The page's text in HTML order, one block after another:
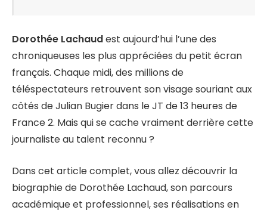
Dorothée Lachaudest aujourd’hui l’une des
chroniqueuses les plus appréciées du petit écran
français. Chaque midi, des millions de
téléspectateurs retrouvent son visage souriant aux
côtés de Julian Bugier dans le JT de 13 heures de
France 2. Mais qui se cache vraiment derrière cette
journaliste au talent reconnu ?
Dans cet article complet, vous allez découvrir la
biographie de Dorothée Lachaud, son parcours
académique et professionnel, ses réalisations en